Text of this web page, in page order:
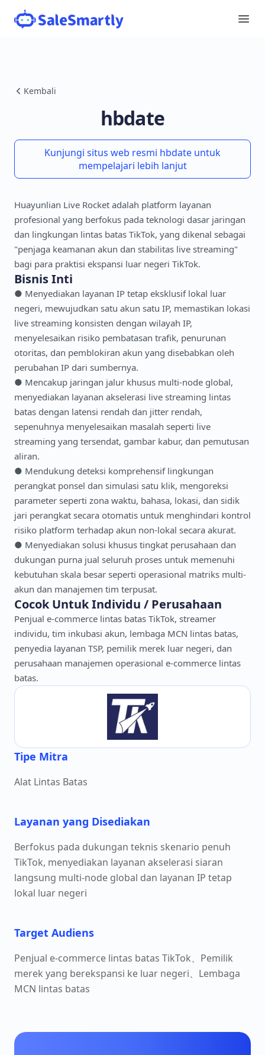
Kembali
hbdate
Kunjungi situs web resmi hbdate untuk
mempelajari lebih lanjut
Huayunlian Live Rocket adalah platform layanan
profesional yang berfokus pada teknologi dasar jaringan
dan lingkungan lintas batas TikTok, yang dikenal sebagai
"penjaga keamanan akun dan stabilitas live streaming"
bagi para praktisi ekspansi luar negeri TikTok.
Bisnis Inti
● Menyediakan layanan IP tetap eksklusif lokal luar
negeri, mewujudkan satu akun satu IP, memastikan lokasi
live streaming konsisten dengan wilayah IP,
menyelesaikan risiko pembatasan trafik, penurunan
otoritas, dan pemblokiran akun yang disebabkan oleh
perubahan IP dari sumbernya.
● Mencakup jaringan jalur khusus multi-node global,
menyediakan layanan akselerasi live streaming lintas
batas dengan latensi rendah dan jitter rendah,
sepenuhnya menyelesaikan masalah seperti live
streaming yang tersendat, gambar kabur, dan pemutusan
aliran.
● Mendukung deteksi komprehensif lingkungan
perangkat ponsel dan simulasi satu klik, mengoreksi
parameter seperti zona waktu, bahasa, lokasi, dan sidik
jari perangkat secara otomatis untuk menghindari kontrol
risiko platform terhadap akun non-lokal secara akurat.
● Menyediakan solusi khusus tingkat perusahaan dan
dukungan purna jual seluruh proses untuk memenuhi
kebutuhan skala besar seperti operasional matriks multi-
akun dan manajemen tim terpusat.
Cocok Untuk Individu / Perusahaan
Penjual e-commerce lintas batas TikTok, streamer
individu, tim inkubasi akun, lembaga MCN lintas batas,
penyedia layanan TSP, pemilik merek luar negeri, dan
perusahaan manajemen operasional e-commerce lintas
batas.
Tipe Mitra
Alat Lintas Batas
Layanan yang Disediakan
Berfokus pada dukungan teknis skenario penuh
TikTok, menyediakan layanan akselerasi siaran
langsung multi-node global dan layanan IP tetap
lokal luar negeri
Target Audiens
Penjual e-commerce lintas batas TikTok、Pemilik
merek yang berekspansi ke luar negeri、Lembaga
MCN lintas batas